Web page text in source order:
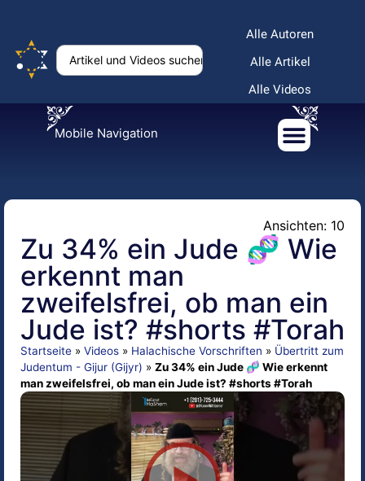
Alle Autoren
Alle Artikel
Alle Videos
Mobile Navigation
Ansichten: 10
Zu 34% ein Jude 🧬 Wie
erkennt man
zweifelsfrei, ob man ein
Jude ist? #shorts #Torah
Startseite » Videos » Halachische Vorschriften » Übertritt zum
Judentum - Gijur (Gijyr) » Zu 34% ein Jude 🧬 Wie erkennt
man zweifelsfrei, ob man ein Jude ist? #shorts #Torah